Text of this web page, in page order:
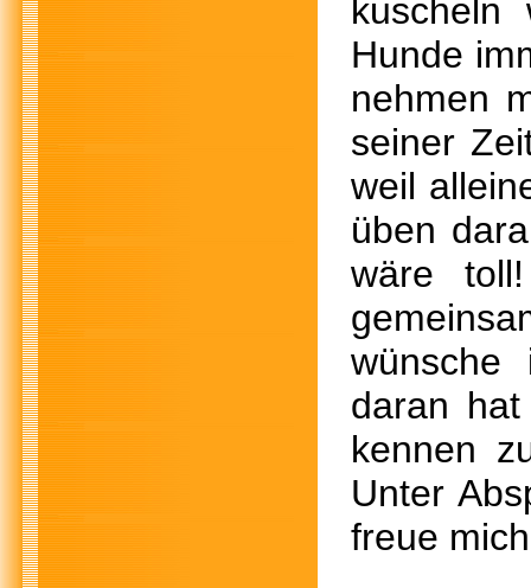
Hunde
nehmen
seiner
weil
üben
wäre
daran
kennen
Unter
freue